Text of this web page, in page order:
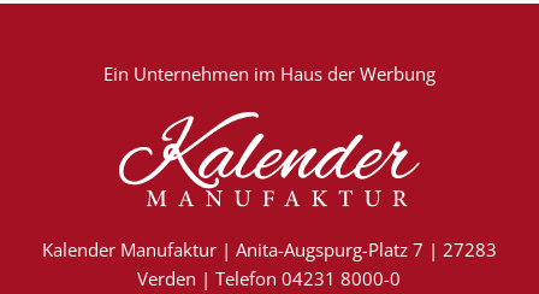
Ein Unternehmen im Haus der Werbung
Kalender Manufaktur | Anita-Augspurg-Platz 7 | 27283
Verden | Telefon 04231 8000-0